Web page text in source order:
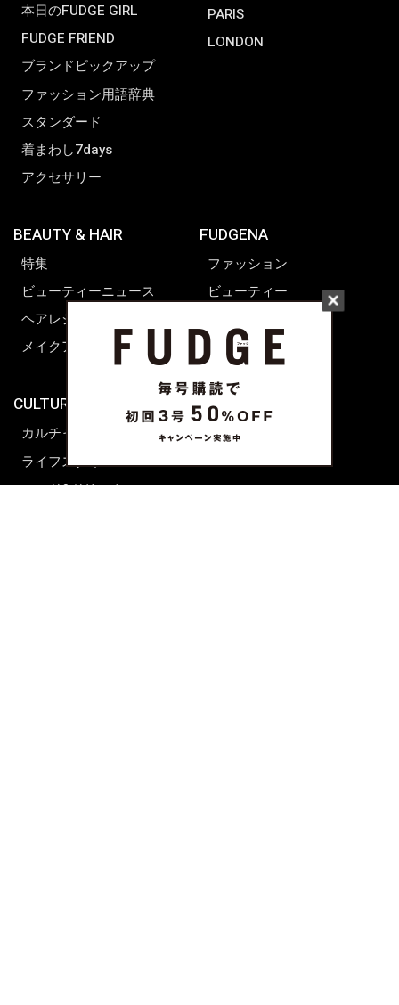
本日のFUDGE GIRL
FUDGE FRIEND
ブランドピックアップ
ファッション用語辞典
スタンダード
着まわし7days
アクセサリー
PARIS
LONDON
BEAUTY & HAIR
特集
ビューティーニュース
ヘアレシピ ストーリーズ
メイクアップティップス
CULTURE & LIFE
カルチャー
ライフスタイル
フード&ドリンク
FUDGENA
ファッション
ビューティー
ライフスタイル